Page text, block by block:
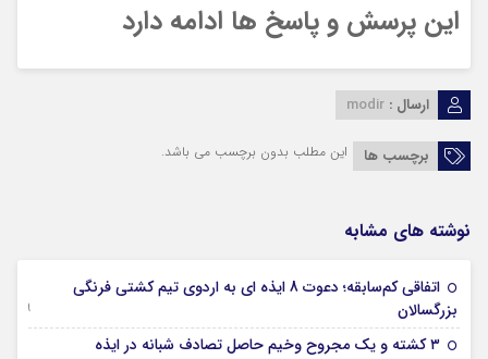
این پرسش و پاسخ ها ادامه دارد
ارسال : modir
برچسب ها این مطلب بدون برچسب می باشد.
نوشته های مشابه
اتفاقی کم‌سابقه؛ دعوت 8 ایذه ای به اردوی تیم کشتی فرنگی
بزرگسالان
09 جولای 2026
۳ کشته و یک مجروح وخیم حاصل تصادف شبانه در ایذه